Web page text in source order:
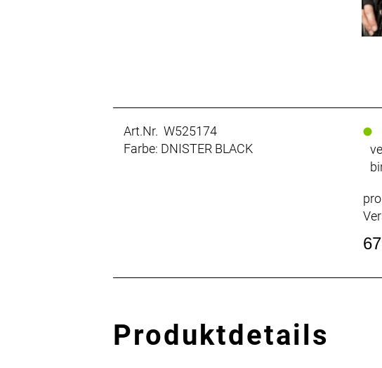
Art.Nr. W525174
Farbe: DNISTER BLACK
Produktdetails